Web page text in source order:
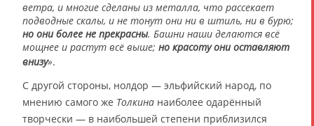
ветра, и многие сделаны из металла, что рассекает
подводные скалы, и не тонут они ни в штиль, ни в бурю;
но они более не прекрасны. Башни наши делаются всё
мощнее и растут всё выше; но красоту они оставляют
внизу».
С другой стороны, нолдор — эльфийский народ, по
мнению самого же Толкина наиболее одарённый
творчески — в наибольшей степени приблизился